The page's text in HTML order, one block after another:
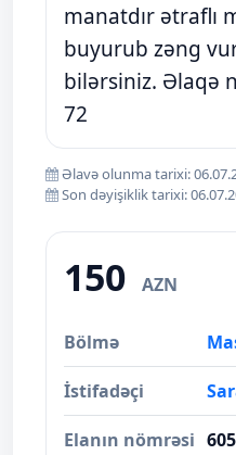
manatdır ətraflı
buyurub zəng
bilərsiniz. Əlaqə
72
Əlavə olunma tarixi:
Son dəyişiklik tarixi:
150 AZN
Bölmə
İstifadəçi
Elanın nömrəsi